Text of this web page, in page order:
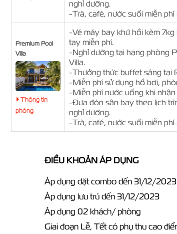
nghỉ dưỡng.
-Trà, café, nước suối miễn phí
Premium Pool
Villa
Thông tin
phòng
-Vé máy bay khứ hồi kèm 7kg
tay miễn phí.
-Nghỉ dưỡng tại hạng phòng
Villa.
-Thưởng thức buffet sáng tại
-Miễn phí sử dụng hồ bơi,
-Miễn phí nước uống khi
-Đưa đón sân bay theo lịch
nghỉ dưỡng.
-Trà, café, nước suối miễn phí
ĐIỀU KHOẢN ÁP DỤNG
Áp dụng đặt combo đến 31/12/2023.
Áp dụng lưu trú đến 31/12/2023
Áp dụng 02 khách/ phòng
Giai đoạn Lễ, Tết có phụ thu cao